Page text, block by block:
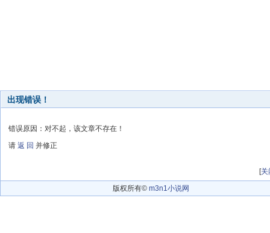
出现错误！
错误原因：对不起，该文章不存在！
请 返 回 并修正
[关
版权所有© m3n1小说网